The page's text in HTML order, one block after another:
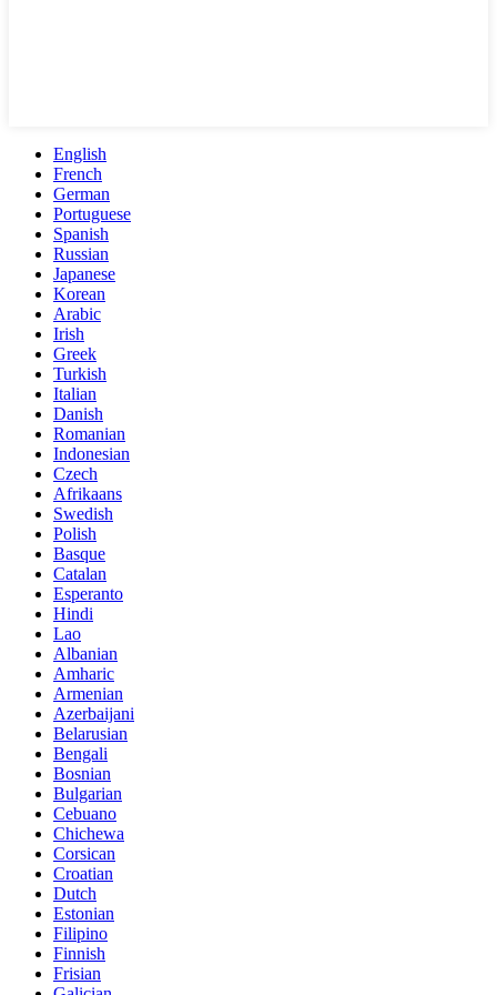
English
French
German
Portuguese
Spanish
Russian
Japanese
Korean
Arabic
Irish
Greek
Turkish
Italian
Danish
Romanian
Indonesian
Czech
Afrikaans
Swedish
Polish
Basque
Catalan
Esperanto
Hindi
Lao
Albanian
Amharic
Armenian
Azerbaijani
Belarusian
Bengali
Bosnian
Bulgarian
Cebuano
Chichewa
Corsican
Croatian
Dutch
Estonian
Filipino
Finnish
Frisian